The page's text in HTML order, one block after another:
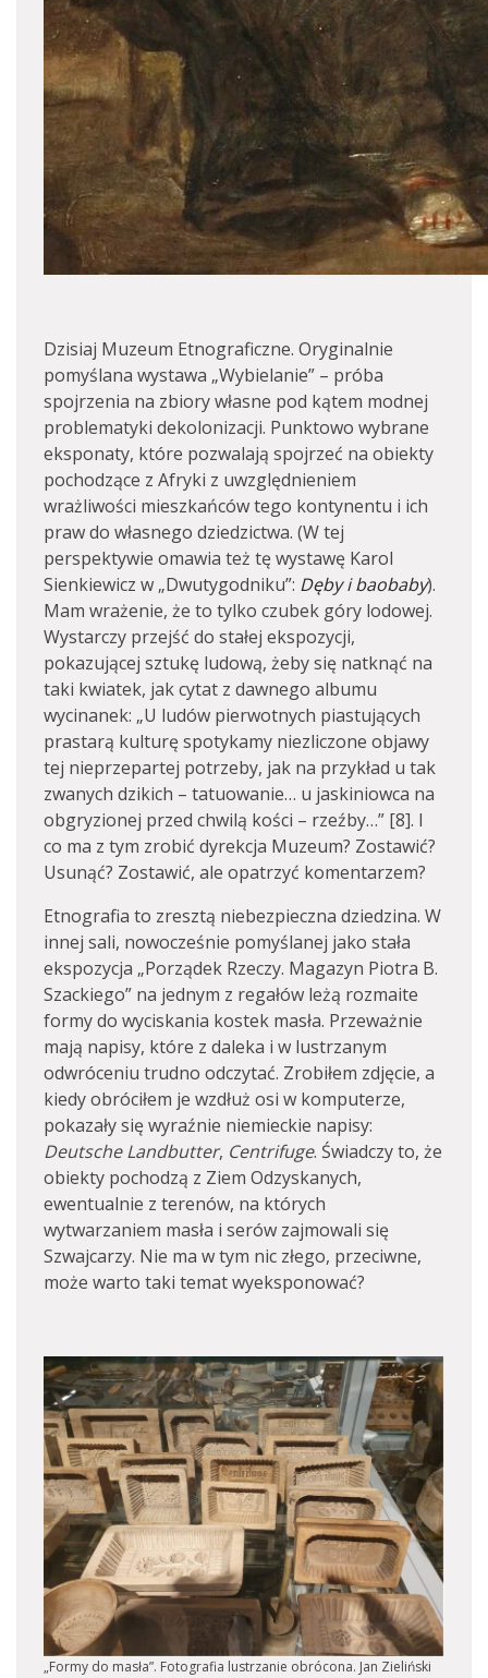
Dzisiaj Muzeum Etnograficzne. Oryginalnie
pomyślana wystawa „Wybielanie” – próba
spojrzenia na zbiory własne pod kątem modnej
problematyki dekolonizacji. Punktowo wybrane
eksponaty, które pozwalają spojrzeć na obiekty
pochodzące z Afryki z uwzględnieniem
wrażliwości mieszkańców tego kontynentu i ich
praw do własnego dziedzictwa. (W tej
perspektywie omawia też tę wystawę Karol
Sienkiewicz w „Dwutygodniku”: Dęby i baobaby).
Mam wrażenie, że to tylko czubek góry lodowej.
Wystarczy przejść do stałej ekspozycji,
pokazującej sztukę ludową, żeby się natknąć na
taki kwiatek, jak cytat z dawnego albumu
wycinanek: „U ludów pierwotnych piastujących
prastarą kulturę spotykamy niezliczone objawy
tej nieprzepartej potrzeby, jak na przykład u tak
zwanych dzikich – tatuowanie… u jaskiniowca na
obgryzionej przed chwilą kości – rzeźby…” [8]. I
co ma z tym zrobić dyrekcja Muzeum? Zostawić?
Usunąć? Zostawić, ale opatrzyć komentarzem?
Etnografia to zresztą niebezpieczna dziedzina. W
innej sali, nowocześnie pomyślanej jako stała
ekspozycja „Porządek Rzeczy. Magazyn Piotra B.
Szackiego” na jednym z regałów leżą rozmaite
formy do wyciskania kostek masła. Przeważnie
mają napisy, które z daleka i w lustrzanym
odwróceniu trudno odczytać. Zrobiłem zdjęcie, a
kiedy obróciłem je wzdłuż osi w komputerze,
pokazały się wyraźnie niemieckie napisy:
DeutscheLandbutter, Centrifuge. Świadczy to, że
obiekty pochodzą z Ziem Odzyskanych,
ewentualnie z terenów, na których
wytwarzaniem masła i serów zajmowali się
Szwajcarzy. Nie ma w tym nic złego, przeciwne,
może warto taki temat wyeksponować?
„Formy do masła”. Fotografia lustrzanie obrócona. Jan Zieliński